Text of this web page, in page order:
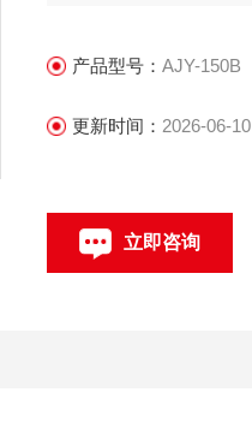
机构，传递到积算指
产品型号：AJY-150B
更新时间： 2026-06-10
立即咨询